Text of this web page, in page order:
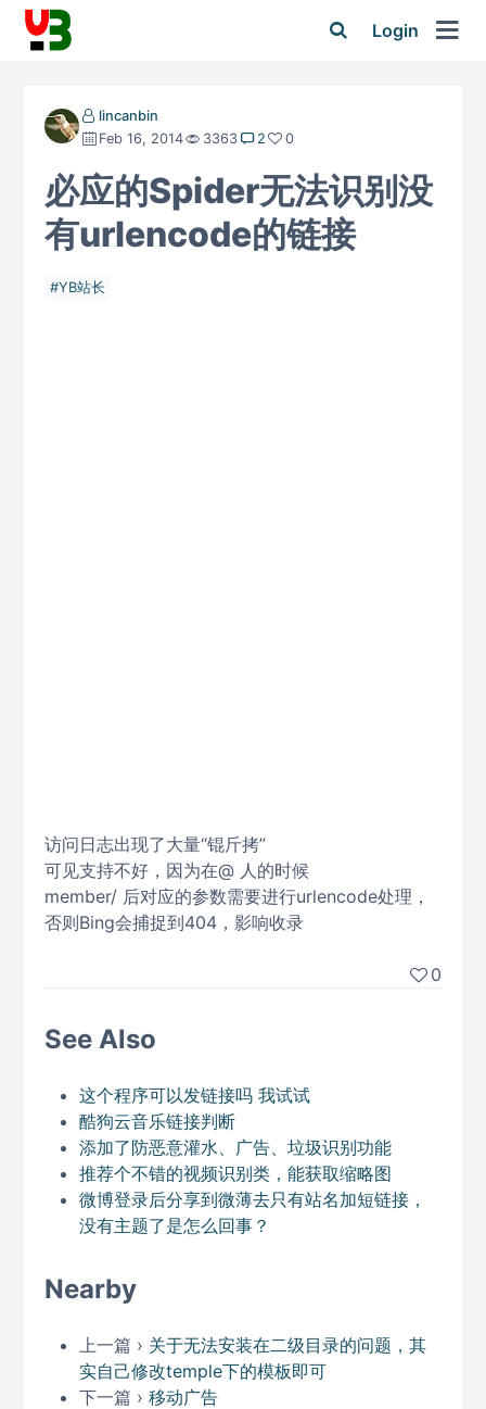
Login
lincanbin
Feb 16, 2014
3363 2 0
必应的Spider无法识别没
有urlencode的链接
YB站长
访问日志出现了大量“锟斤拷”
可见支持不好，因为在@ 人的时候
member/ 后对应的参数需要进行urlencode处理，
否则Bing会捕捉到404，影响收录
0
See Also
这个程序可以发链接吗 我试试
酷狗云音乐链接判断
添加了防恶意灌水、广告、垃圾识别功能
推荐个不错的视频识别类，能获取缩略图
微博登录后分享到微薄去只有站名加短链接，
没有主题了是怎么回事？
Nearby
上一篇 › 关于无法安装在二级目录的问题，其
实自己修改temple下的模板即可
下一篇 › 移动广告